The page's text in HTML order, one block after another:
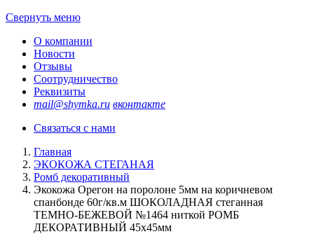
Свернуть меню
О компании
Новости
Отзывы
Соотрудничество
Реквизиты
mail@shymka.ru вконтакте
Связаться с нами
Главная
ЭКОКОЖА СТЕГАНАЯ
Ромб декоративный
Экокожа Орегон на поролоне 5мм на коричневом
спанбонде 60г/кв.м ШОКОЛАДНАЯ стеганная
ТЕМНО-БЕЖЕВОЙ №1464 ниткой РОМБ
ДЕКОРАТИВНЫЙ 45х45мм